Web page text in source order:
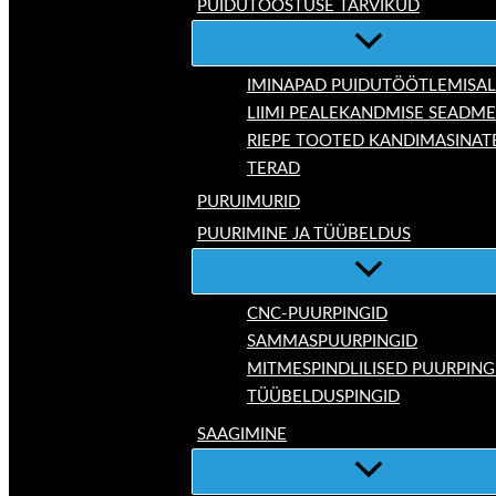
PUIDUTÖÖSTUSE TARVIKUD
IMINAPAD
LIIMI PEALEKANDMISE
RIEPE TOOTED
TERAD
PURUIMURID
PUURIMINE JA TÜÜBELDUS
CNC-PUURPINGID
SAMMASPUURPINGID
MITMESPINDLILISED
TÜÜBELDUSPINGID
SAAGIMINE